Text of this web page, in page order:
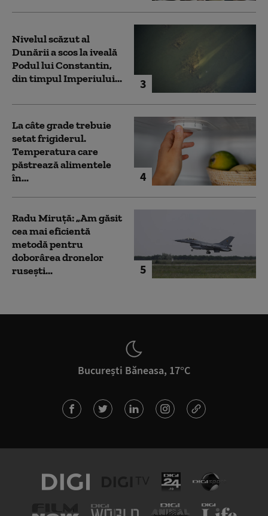
3
Nivelul scăzut al
Dunării a scos la iveală
Podul lui Constantin,
din timpul Imperiului...
4
La câte grade trebuie
setat frigiderul.
Temperatura care
păstrează alimentele
în...
5
Radu Miruță: „Am găsit
cea mai eficientă
metodă pentru
doborârea dronelor
rusești...
București Băneasa, 17°C